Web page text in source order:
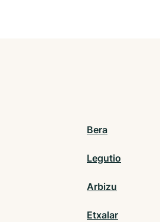
Bera
Legutio
Arbizu
Etxalar